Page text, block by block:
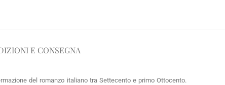
E CONSEGNA
del romanzo italiano tra Settecento e primo Ottocento.